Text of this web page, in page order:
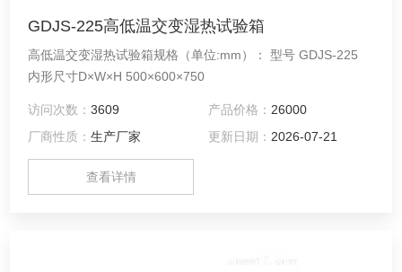
GDJS-225高低温交变湿热试验箱
高低温交变湿热试验箱规格（单位:mm）： 型号 GDJS-225
内形尺寸D×W×H 500×600×750
访问次数：3609 产品价格： 26000
厂商性质：生产厂家 更新日期： 2026-07-21
查看详情